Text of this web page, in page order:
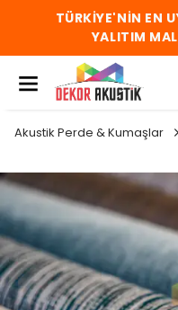
TÜRKİYE'NİN EN
YALITIM
Akustik Perde & Kumaşlar